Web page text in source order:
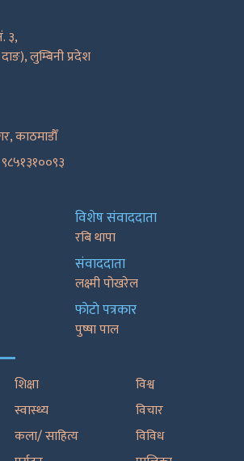
३,
लुम्बिनी प्रदेश
काठमाडाैँ
विशेष संवाददाता
रबि थापा
संवाददाता
लक्ष्मी पोखरेल
फाेटाे पत्रकार
पुष्षा पाल
शिक्षा
स्वास्थ्य
कला/ साहित्य
विश्व
विचार
विविध